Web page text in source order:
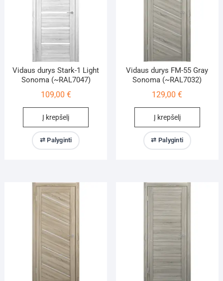
Vidaus durys Stark-1 Light
Sonoma (~RAL7047)
109,00 €
Į krepšelį
⇄ Palyginti
Vidaus durys FM-55 Gray
Sonoma (~RAL7032)
129,00€
Į krepšelį
⇄ Palyginti